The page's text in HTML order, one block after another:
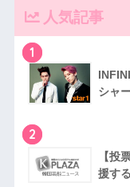
人気記事
1
シャ
2
【投
援す